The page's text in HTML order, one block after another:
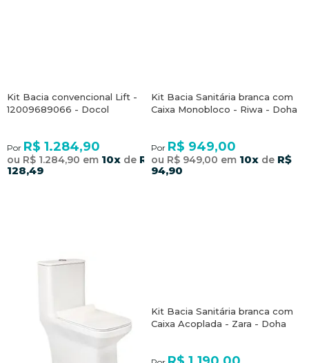
Kit Bacia convencional Lift -
12009689066 - Docol
Por R$ 1.284,90
ou R$ 1.284,90 em 10xde R$
128,49
Kit Bacia Sanitária branca com
Caixa Monobloco - Riwa - Doha
Por R$ 949,00
ou R$ 949,00 em 10xde R$
94,90
Kit Bacia Sanitária branca com
Caixa Acoplada - Zara - Doha